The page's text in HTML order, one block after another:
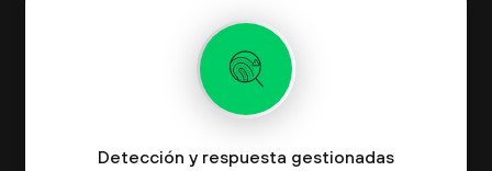
Detección y respuesta gestionadas